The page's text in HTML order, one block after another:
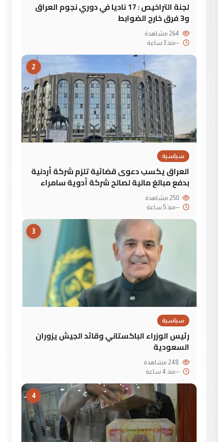
لجنة التراخيص : 17 ناديا في دوري نجوم العراق
و3 فرق خارج الضوابط
--منذ 3 ساعة
2
سياسية
العراق يكسب دعوى قضائية تلزم شركة أردنية
بدفع مبالغ مالية لصالح شركة أدوية سامراء
--منذ 5 ساعة
3
سياسية
رئيس الوزراء الباكستاني وقائد الجيش يزوران
السعودية
--منذ 4 ساعة
4